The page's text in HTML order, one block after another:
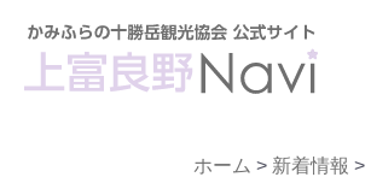
ホーム > 新着情報 >